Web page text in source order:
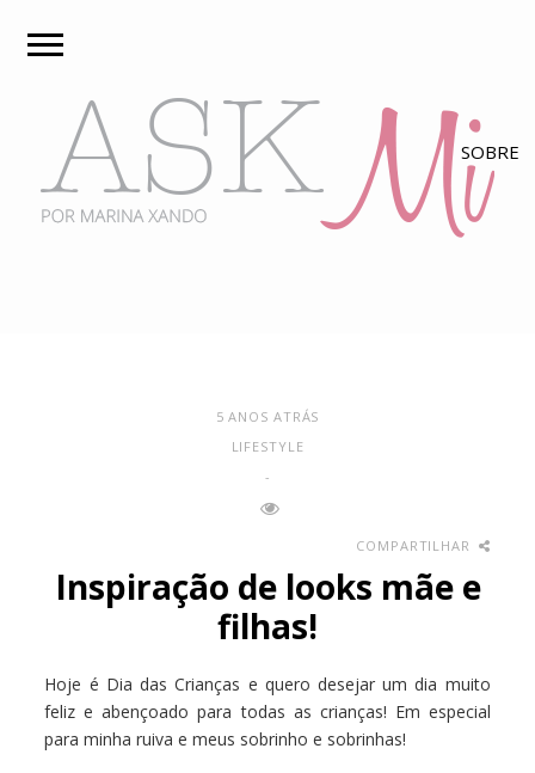
5 ANOS ATRÁS
LIFESTYLE
-
COMPARTILHAR
Inspiração de looks mãe e
filhas!
Hoje é Dia das Crianças e quero desejar um dia muito
feliz e abençoado para todas as crianças! Em especial
para minha ruiva e meus sobrinho e sobrinhas!